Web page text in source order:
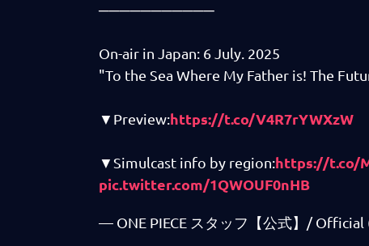
───────────
On-air in Japan: 6 July. 2025
"To the Sea Where My Father is! The
▼Preview:https://t.co/V4R7rYWXzW
▼Simulcast info by region:https://t.co/
pic.twitter.com/1QWOUF0nHB
— ONE PIECE スタッフ【公式】/